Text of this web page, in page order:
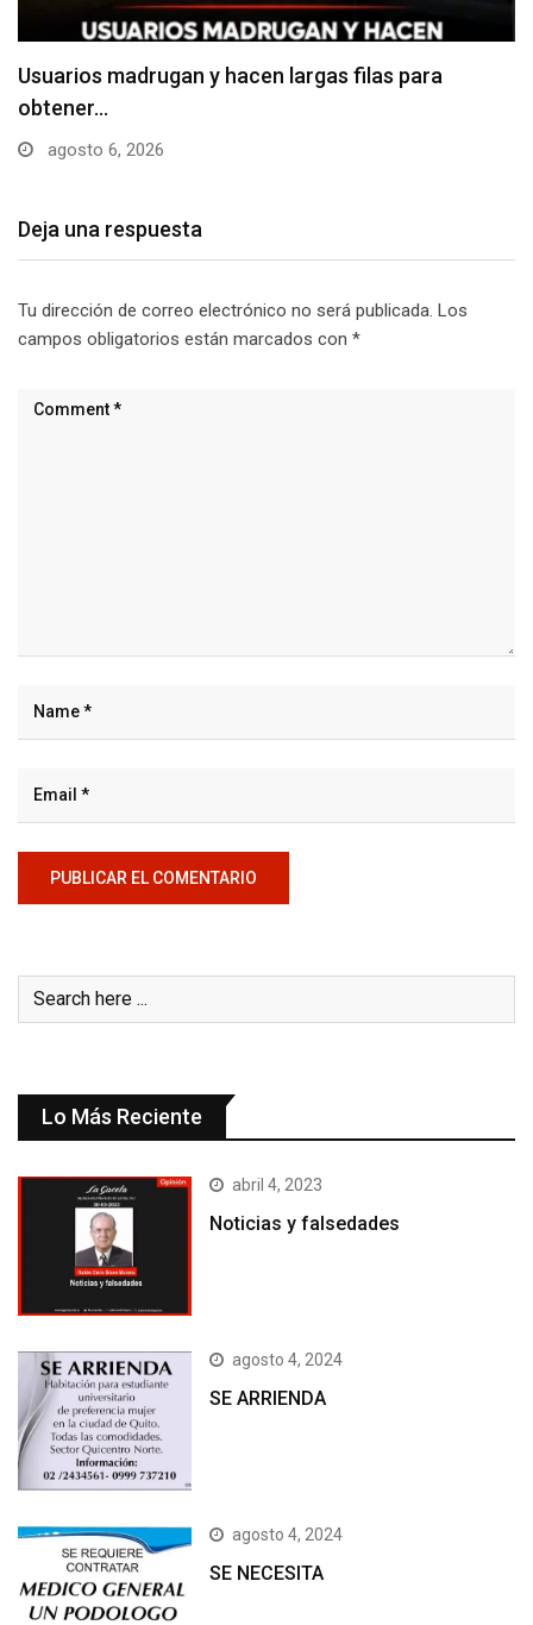
Usuarios madrugan y hacen largas filas para
obtener…
agosto 6, 2026
Deja una respuesta
Tu dirección de correo electrónico no será publicada. Los
campos obligatorios están marcados con *
Lo Más Reciente
abril 4, 2023
Noticias y falsedades
agosto 4, 2024
SE ARRIENDA
agosto 4, 2024
SE NECESITA